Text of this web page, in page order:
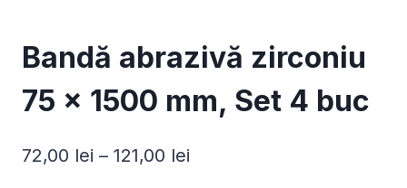
Bandă abrazivă zirconiu
75 x 1500 mm, Set 4 buc
72,00 lei – 121,00 lei